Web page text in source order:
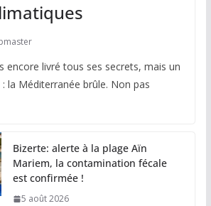
encore livré tous ses secrets, mais un
la Méditerranée brûle. Non pas
Bizerte: alerte à la plage Aïn
Mariem, la contamination fécale
est confirmée !
5 août 2026